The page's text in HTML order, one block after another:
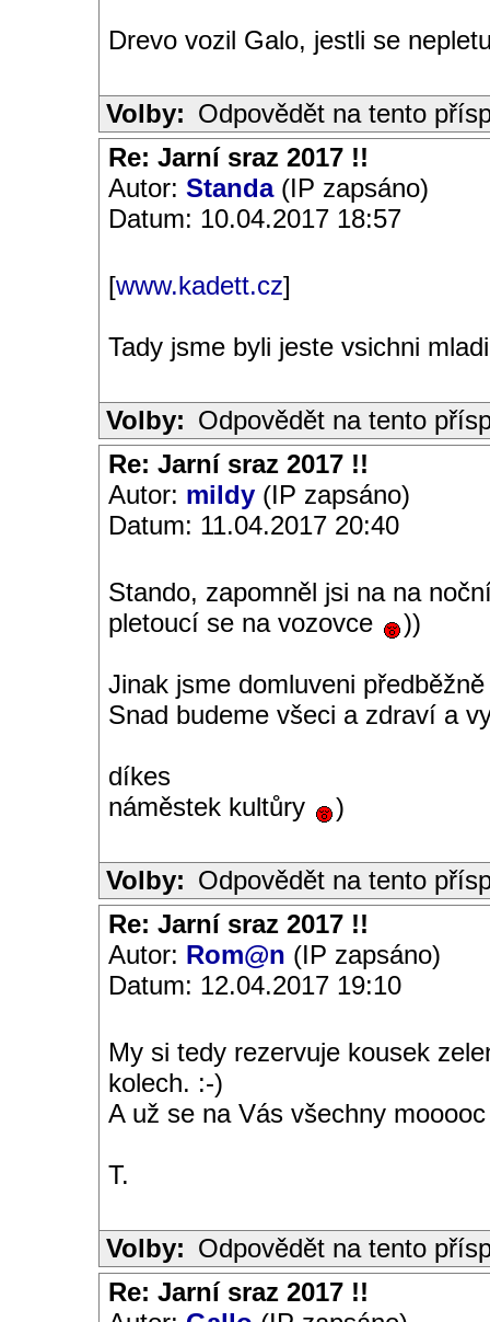
Drevo vozil Galo, jestli se
Volby: Odpovědět na tento
Re: Jarní sraz 2017 !!
Autor: Standa(IP zapsáno)
Datum: 10.04.2017 18:57
[www.kadett.cz]
Tady jsme byli jeste vsichni
Volby: Odpovědět na tento
Re: Jarní sraz 2017 !!
Autor: mildy (IP zapsáno)
Datum: 11.04.2017 20:40
Stando, zapomněl jsi na na
pletoucí se na vozovce
))
Jinak jsme domluveni
Snad budeme všeci a zdraví a
díkes
náměstek kultůry
)
Volby: Odpovědět na tento
Re: Jarní sraz 2017 !!
Autor: Rom@n (IP zapsáno)
Datum: 12.04.2017 19:10
My si tedy rezervuje kousek
kolech. :-)
A už se na Vás všechny
T.
Volby: Odpovědět na tento
Re: Jarní sraz 2017 !!